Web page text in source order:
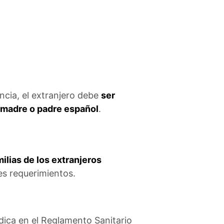
el extranjero debe ser
o padre español.
de los extranjeros
requerimientos.
en el Reglamento Sanitario